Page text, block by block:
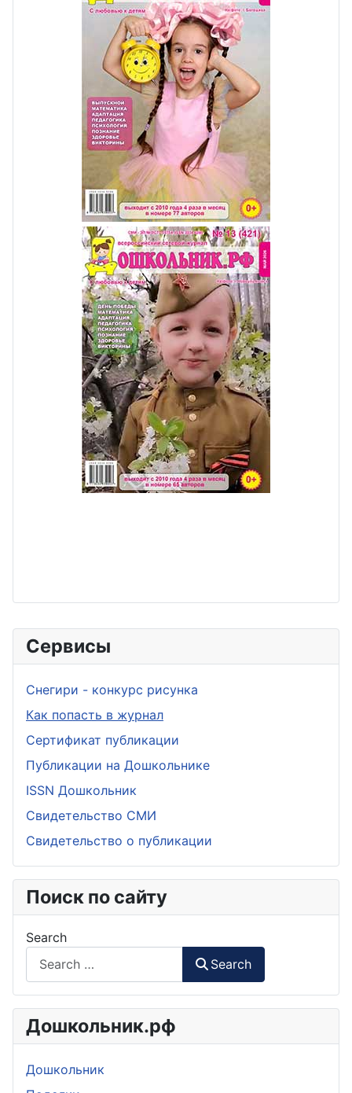
Сервисы
Снегири - конкурс рисунка
Как попасть в журнал
Сертификат публикации
Публикации на Дошкольнике
ISSN Дошкольник
Свидетельство СМИ
Свидетельство о публикации
Поиск по сайту
Search
Search
Дошкольник.рф
Дошкольник